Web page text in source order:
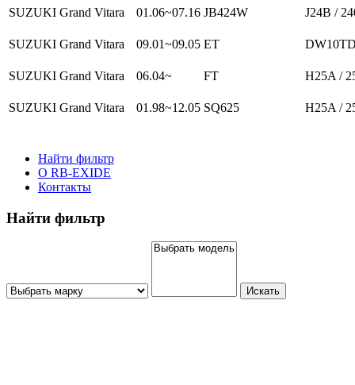
SUZUKI Grand Vitara 01.06~07.16 JB424W J24B /
SUZUKI Grand Vitara 09.01~09.05 ET
SUZUKI Grand Vitara 06.04~ FT H25A /
SUZUKI Grand Vitara 01.98~12.05 SQ625 H25A /
Найти фильтр
О RB-EXIDE
Контакты
Найти фильтр
Искать